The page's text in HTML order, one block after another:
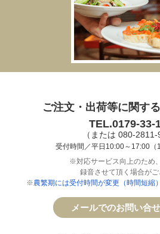
ご注文・出荷等に関す
TEL.0179-33-
（または 080-2811-
受付時間／平日10:00～17:00（
※対応サービス向上のため
録音させて頂く場合が
※農繁期には受付時間が変更（時間短縮
メールでのお問い合